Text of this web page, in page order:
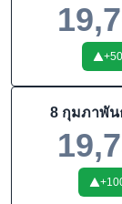
+50
8 กุมภาพัน
+